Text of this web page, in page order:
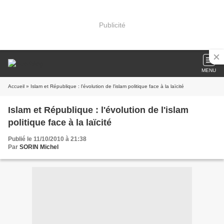
Publicité
MENU
Accueil » Islam et République : l'évolution de l'islam politique face à la laïcité
Islam et République : l'évolution de l'islam
politique face à la laïcité
Publié le 11/10/2010 à 21:38
Par SORIN Michel